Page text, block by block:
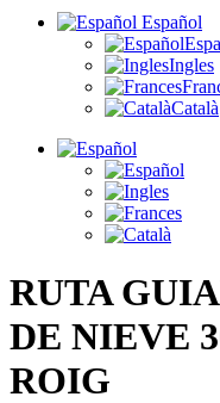
Español
Ingles
Català
RUTA
DE NIEVE
ROIG